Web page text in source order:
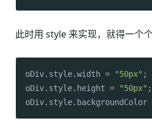
此时用 style 来实现，就得一个
oDiv. style.width = "50px" ;
oDiv. style. height = "50px" ;
oDiv. style. backgroundColor